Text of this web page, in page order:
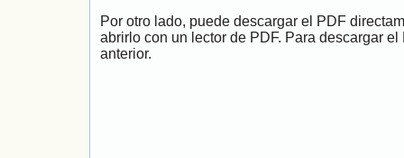
Por otro lado, puede descargar el PDF
abrirlo con un lector de PDF. Para descargar
anterior.